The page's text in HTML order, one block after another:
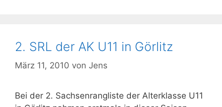
2. SRL der AK U11 in Görlitz
März 11, 2010 von Jens
Bei der 2. Sachsenrangliste der Alterklasse U11